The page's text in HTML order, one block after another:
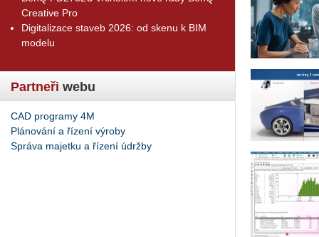
Creative Pro
Digitalizace staveb 2026: od skenu k BIM
modelu
Partneři webu
CAD programy 4M
Plánování a řízení výroby
Správa majetku a řízení údržby